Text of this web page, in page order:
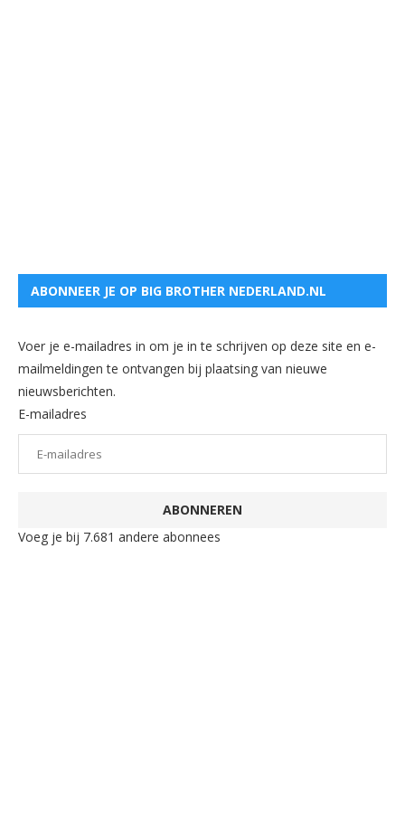
ABONNEER JE OP BIG BROTHER NEDERLAND.NL
Voer je e-mailadres in om je in te schrijven op deze site en e-
mailmeldingen te ontvangen bij plaatsing van nieuwe
nieuwsberichten.
E-mailadres
ABONNEREN
Voeg je bij 7.681 andere abonnees